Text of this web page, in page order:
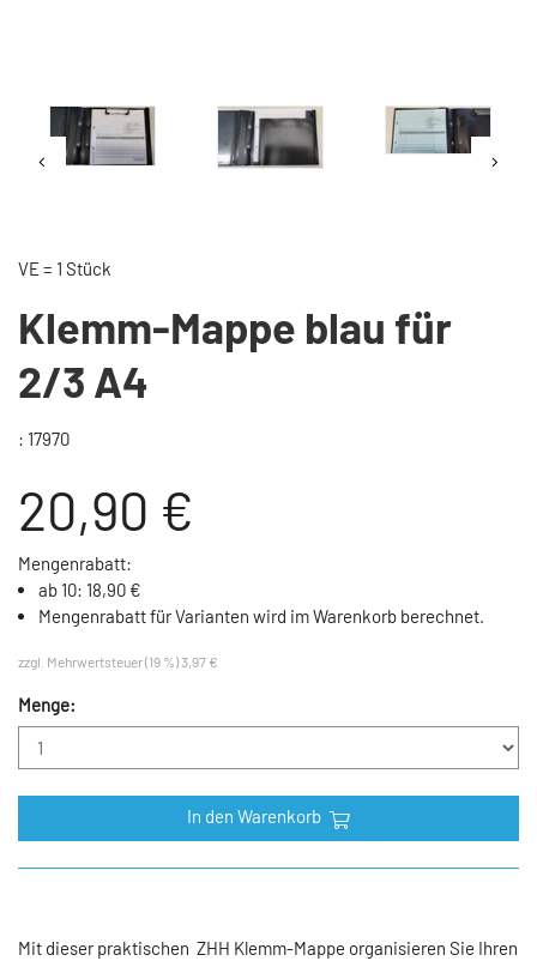
VE = 1 Stück
Klemm-Mappe blau für
2/3 A4
: 17970
20,90 €
Mengenrabatt:
ab 10: 18,90 €
Mengenrabatt für Varianten wird im Warenkorb berechnet.
zzgl. Mehrwertsteuer (19 %) 3,97 €
Menge:
In den Warenkorb
Mit dieser praktischen ZHH Klemm-Mappe organisieren Sie Ihren